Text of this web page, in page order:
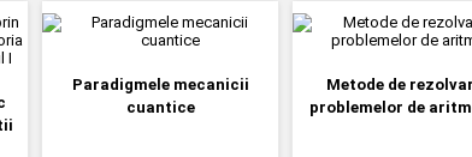
Paradigmele mecanicii
cuantice
Metode de
problemelor de